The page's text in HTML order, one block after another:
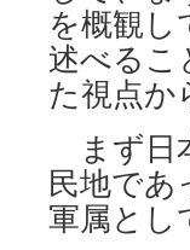
を概観
述べるこ
た視点か
まず日
民地であ
軍属とし